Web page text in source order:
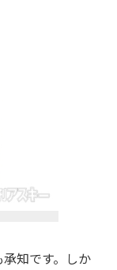
知です。しか